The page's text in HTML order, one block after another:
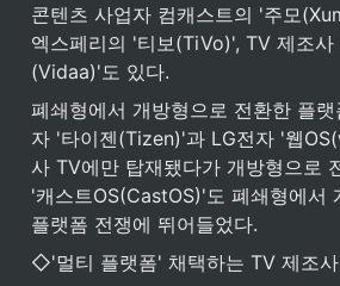
콘텐츠 사업자 컴캐스트의 '주모
엑스페리의 '티보(TiVo)', TV 제조
(Vidaa)'도 있다.
폐쇄형에서 개방형으로 전환한 플
자 '타이젠(Tizen)'과 LG전자 '웹
사 TV에만 탑재됐다가 개방형으로
'캐스트OS(CastOS)'도 폐쇄형에서
플랫폼 전쟁에 뛰어들었다.
◇'멀티 플랫폼' 채택하는 TV 제조사